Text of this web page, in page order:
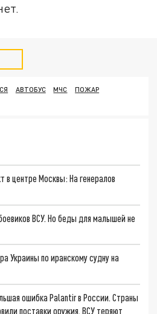
АВТОБУС МЧС
ПОЖАР
в центре Москвы: На генералов
ВСУ. Но беды для малышей не
Украины по иранскому судну на
ошибка Palantir в России. Страны
поставки оружия. ВСУ теряют